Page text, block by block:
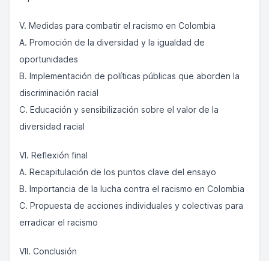
V. Medidas para combatir el racismo en Colombia
A. Promoción de la diversidad y la igualdad de
oportunidades
B. Implementación de políticas públicas que aborden la
discriminación racial
C. Educación y sensibilización sobre el valor de la
diversidad racial
VI. Reflexión final
A. Recapitulación de los puntos clave del ensayo
B. Importancia de la lucha contra el racismo en Colombia
C. Propuesta de acciones individuales y colectivas para
erradicar el racismo
VII. Conclusión